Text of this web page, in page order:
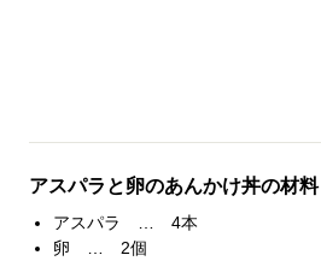
アスパラと卵のあんかけ丼の材料
アスパラ … 4本
卵 … 2個